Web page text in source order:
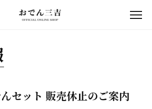
セット 販売休止のご案内